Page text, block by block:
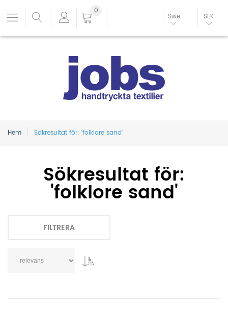
Swe SEK
0
Hem Sökresultat för: 'folklore sand'
Sökresultat för:
'folklore sand'
FILTRERA